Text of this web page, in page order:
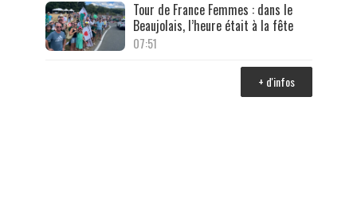
Tour de France Femmes : dans le
Beaujolais, l’heure était à la fête
07:51
+ d'infos